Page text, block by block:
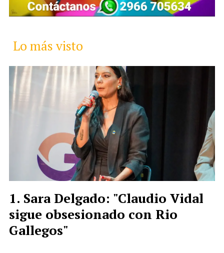
Lo más visto
Sara Delgado: "Claudio Vidal
sigue obsesionado con Rio
Gallegos"